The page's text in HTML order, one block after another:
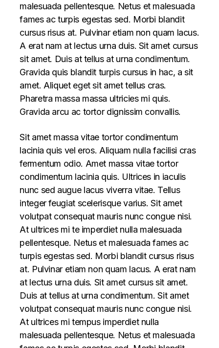
malesuada pellentesque. Netus et malesuada
fames ac turpis egestas sed. Morbi blandit
cursus risus at. Pulvinar etiam non quam lacus.
A erat nam at lectus urna duis. Sit amet cursus
sit amet. Duis at tellus at urna condimentum.
Gravida quis blandit turpis cursus in hac, a sit
amet. Aliquet eget sit amet tellus cras.
Pharetra massa massa ultricies mi quis.
Gravida arcu ac tortor dignissim convallis.
Sit amet massa vitae tortor condimentum
lacinia quis vel eros. Aliquam nulla facilisi cras
fermentum odio. Amet massa vitae tortor
condimentum lacinia quis. Ultrices in iaculis
nunc sed augue lacus viverra vitae. Tellus
integer feugiat scelerisque varius. Sit amet
volutpat consequat mauris nunc congue nisi.
At ultrices mi te imperdiet nulla malesuada
pellentesque. Netus et malesuada fames ac
turpis egestas sed. Morbi blandit cursus risus
at. Pulvinar etiam non quam lacus. A erat nam
at lectus urna duis. Sit amet cursus sit amet.
Duis at tellus at urna condimentum. Sit amet
volutpat consequat mauris nunc congue nisi.
At ultrices mi tempus imperdiet nulla
malesuada pellentesque. Netus et malesuada